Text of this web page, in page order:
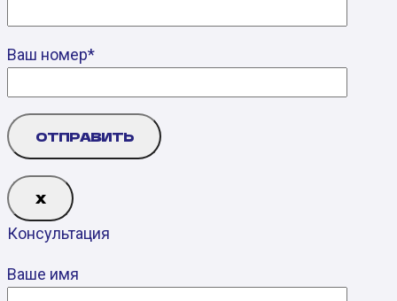
Ваш номер*
Х
Консультация
Ваше имя